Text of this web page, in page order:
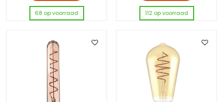
68 op voorraad 112 op voorraad